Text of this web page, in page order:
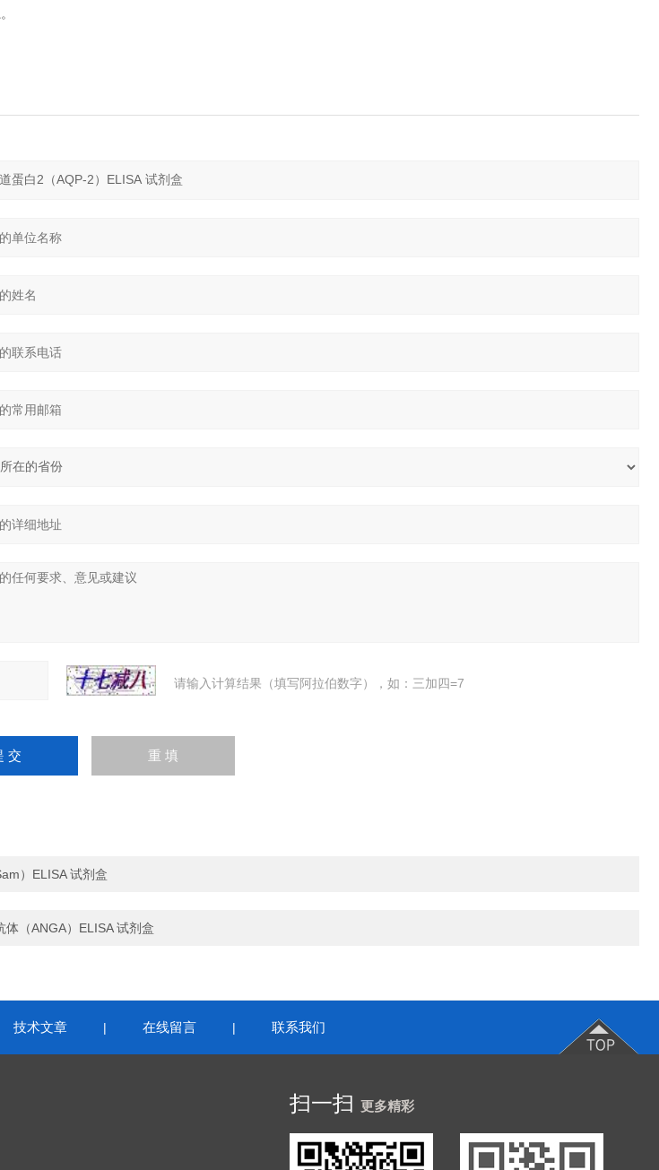
。
请输入计算结果（填写阿拉伯数字），如：三加四=7
）ELISA 试剂盒
（ANGA）ELISA 试剂盒
技术文章 | 在线留言 | 联系我们
扫一扫 更多精彩